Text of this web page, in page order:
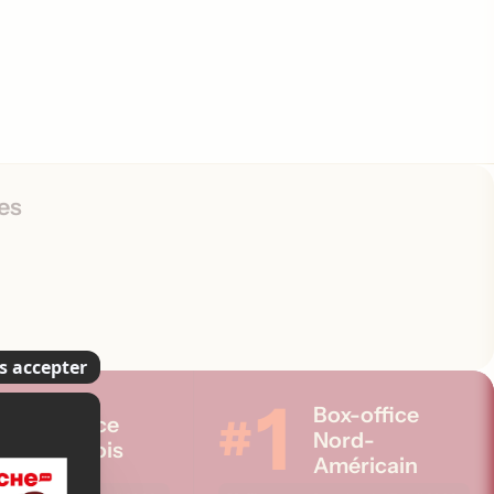
Box-office
Québécois
#1
Box-office
Nord-
Américain